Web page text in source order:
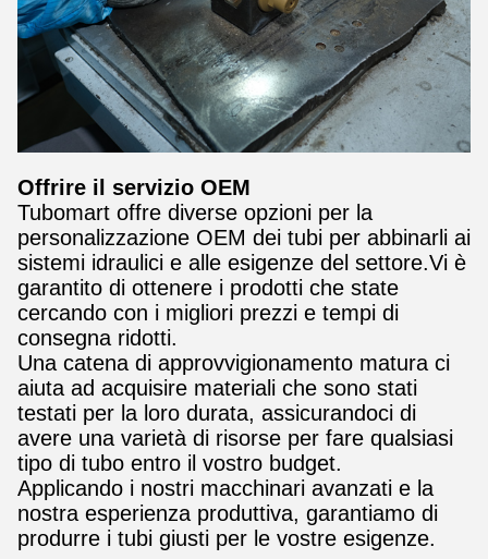
Offrire il servizio OEM
Tubomart offre diverse opzioni per la
personalizzazione OEM dei tubi per abbinarli ai
sistemi idraulici e alle esigenze del settore.Vi è
garantito di ottenere i prodotti che state
cercando con i migliori prezzi e tempi di
consegna ridotti.
Una catena di approvvigionamento matura ci
aiuta ad acquisire materiali che sono stati
testati per la loro durata, assicurandoci di
avere una varietà di risorse per fare qualsiasi
tipo di tubo entro il vostro budget.
Applicando i nostri macchinari avanzati e la
nostra esperienza produttiva, garantiamo di
produrre i tubi giusti per le vostre esigenze.